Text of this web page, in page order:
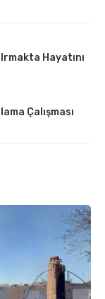
Hayatını
Çalışması